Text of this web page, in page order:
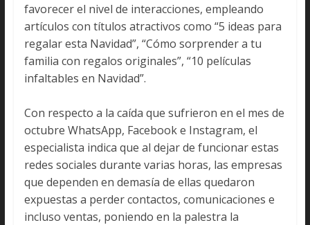
favorecer el nivel de interacciones, empleando
artículos con títulos atractivos como “5 ideas para
regalar esta Navidad”, “Cómo sorprender a tu
familia con regalos originales”, “10 películas
infaltables en Navidad”.
Con respecto a la caída que sufrieron en el mes de
octubre WhatsApp, Facebook e Instagram, el
especialista indica que al dejar de funcionar estas
redes sociales durante varias horas, las empresas
que dependen en demasía de ellas quedaron
expuestas a perder contactos, comunicaciones e
incluso ventas, poniendo en la palestra la